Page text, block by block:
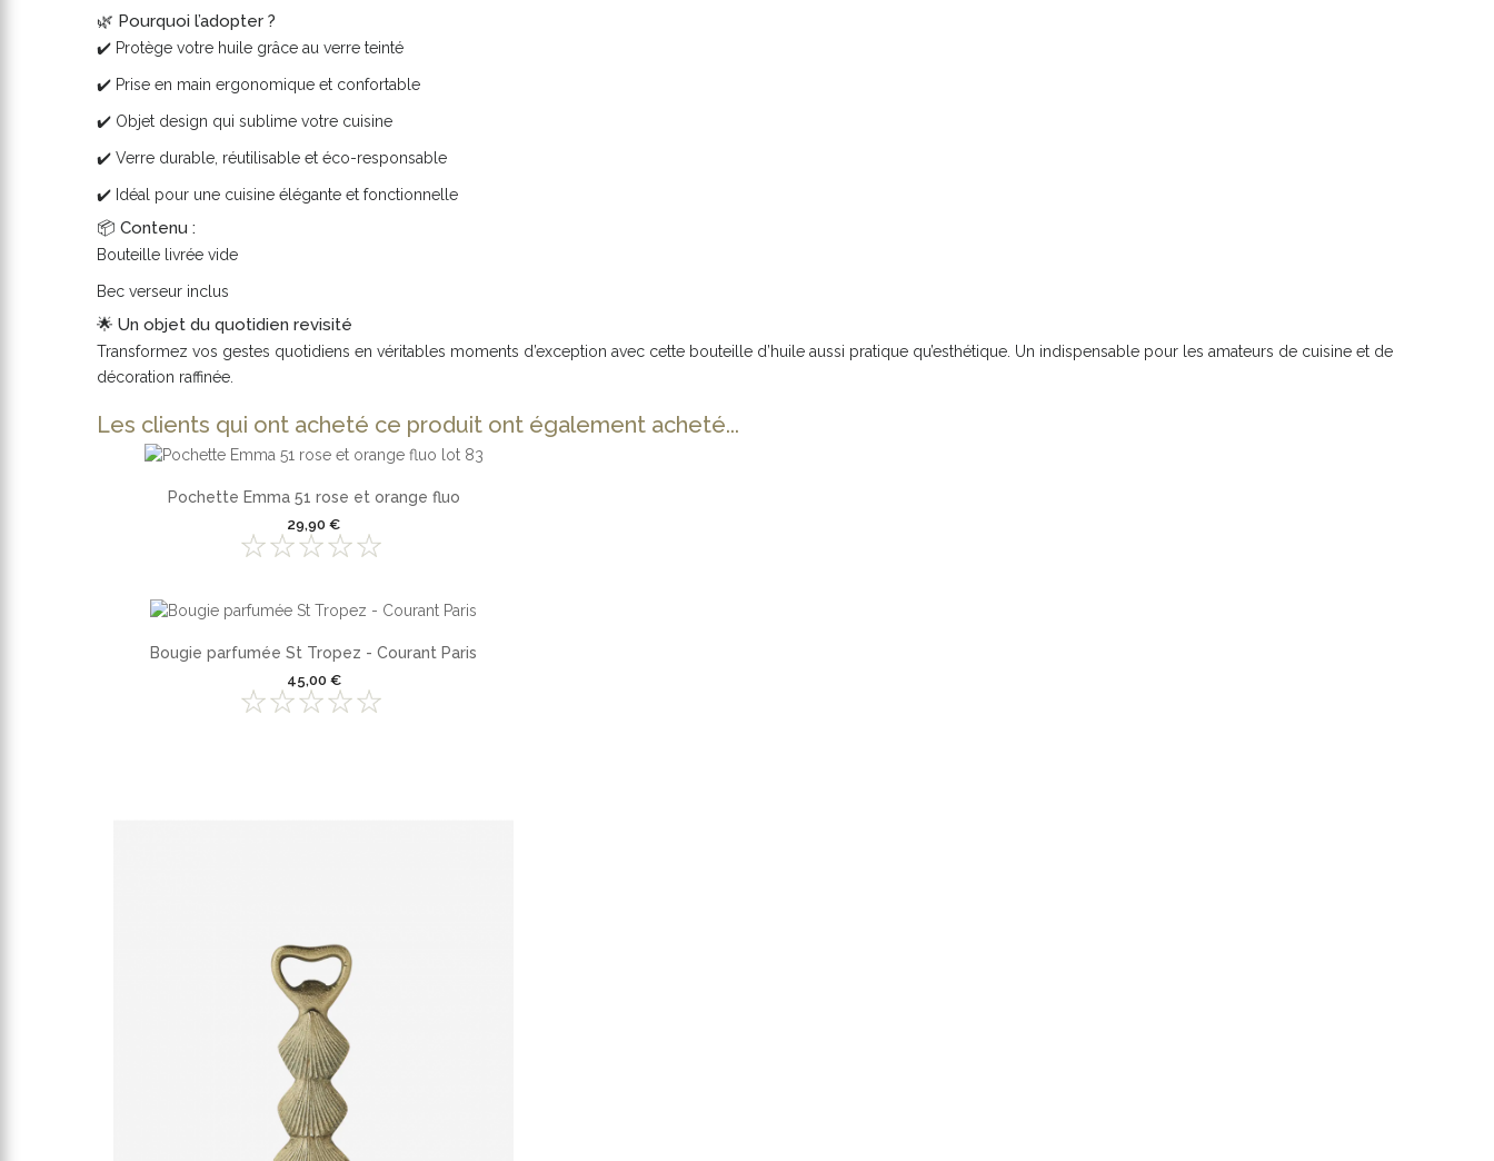
🌿 Pourquoi l’adopter ?
✔️ Protège votre huile grâce au verre teinté
✔️ Prise en main ergonomique et confortable
✔️ Objet design qui sublime votre cuisine
✔️ Verre durable, réutilisable et éco-responsable
✔️ Idéal pour une cuisine élégante et fonctionnelle
📦 Contenu :
Bouteille livrée vide
Bec verseur inclus
🌟 Un objet du quotidien revisité
Transformez vos gestes quotidiens en véritables moments d’exception avec cette bouteille d’huile aussi pratique qu’esthétique. Un indispensable pour les amateurs de cuisine et de
décoration raffinée.
Les clients qui ont acheté ce produit ont également acheté...
Pochette Emma 51 rose et orange fluo
29,90 €
Bougie parfumée St Tropez - Courant Paris
45,00 €